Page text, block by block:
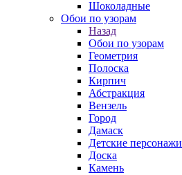
Шоколадные
Обои по узорам
Назад
Обои по узорам
Геометрия
Полоска
Кирпич
Абстракция
Вензель
Город
Дамаск
Детские персонажи
Доска
Камень